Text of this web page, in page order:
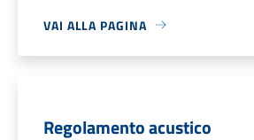
VAI ALLA PAGINA
Regolamento acustico